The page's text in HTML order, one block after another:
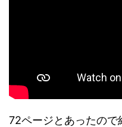
72ページとあったので